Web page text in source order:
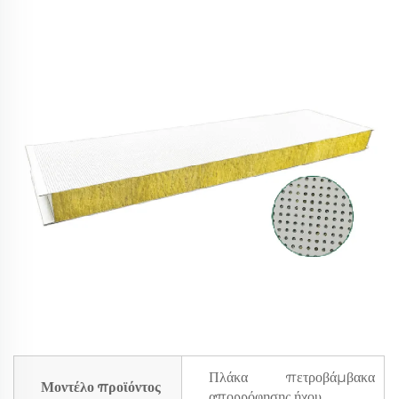
Μοντέλο προϊόντος
Πλάκα πετροβάμβακα